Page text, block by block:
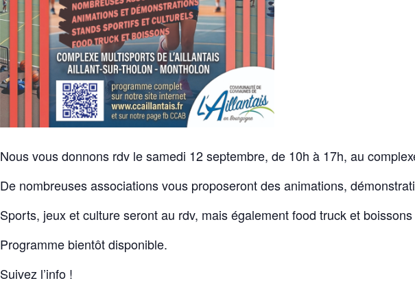
Nous vous donnons rdv le samedi 12 septembre, de 10h à 17h, au
De nombreuses associations vous proposeront des animations,
Sports, jeux et culture seront au rdv, mais également food truck et
Programme bientôt disponible.
Suivez l’info !